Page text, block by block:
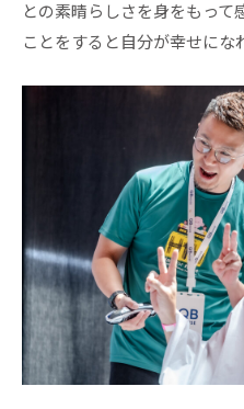
との素晴らしさを身をもって
ことをすると自分が幸せにな